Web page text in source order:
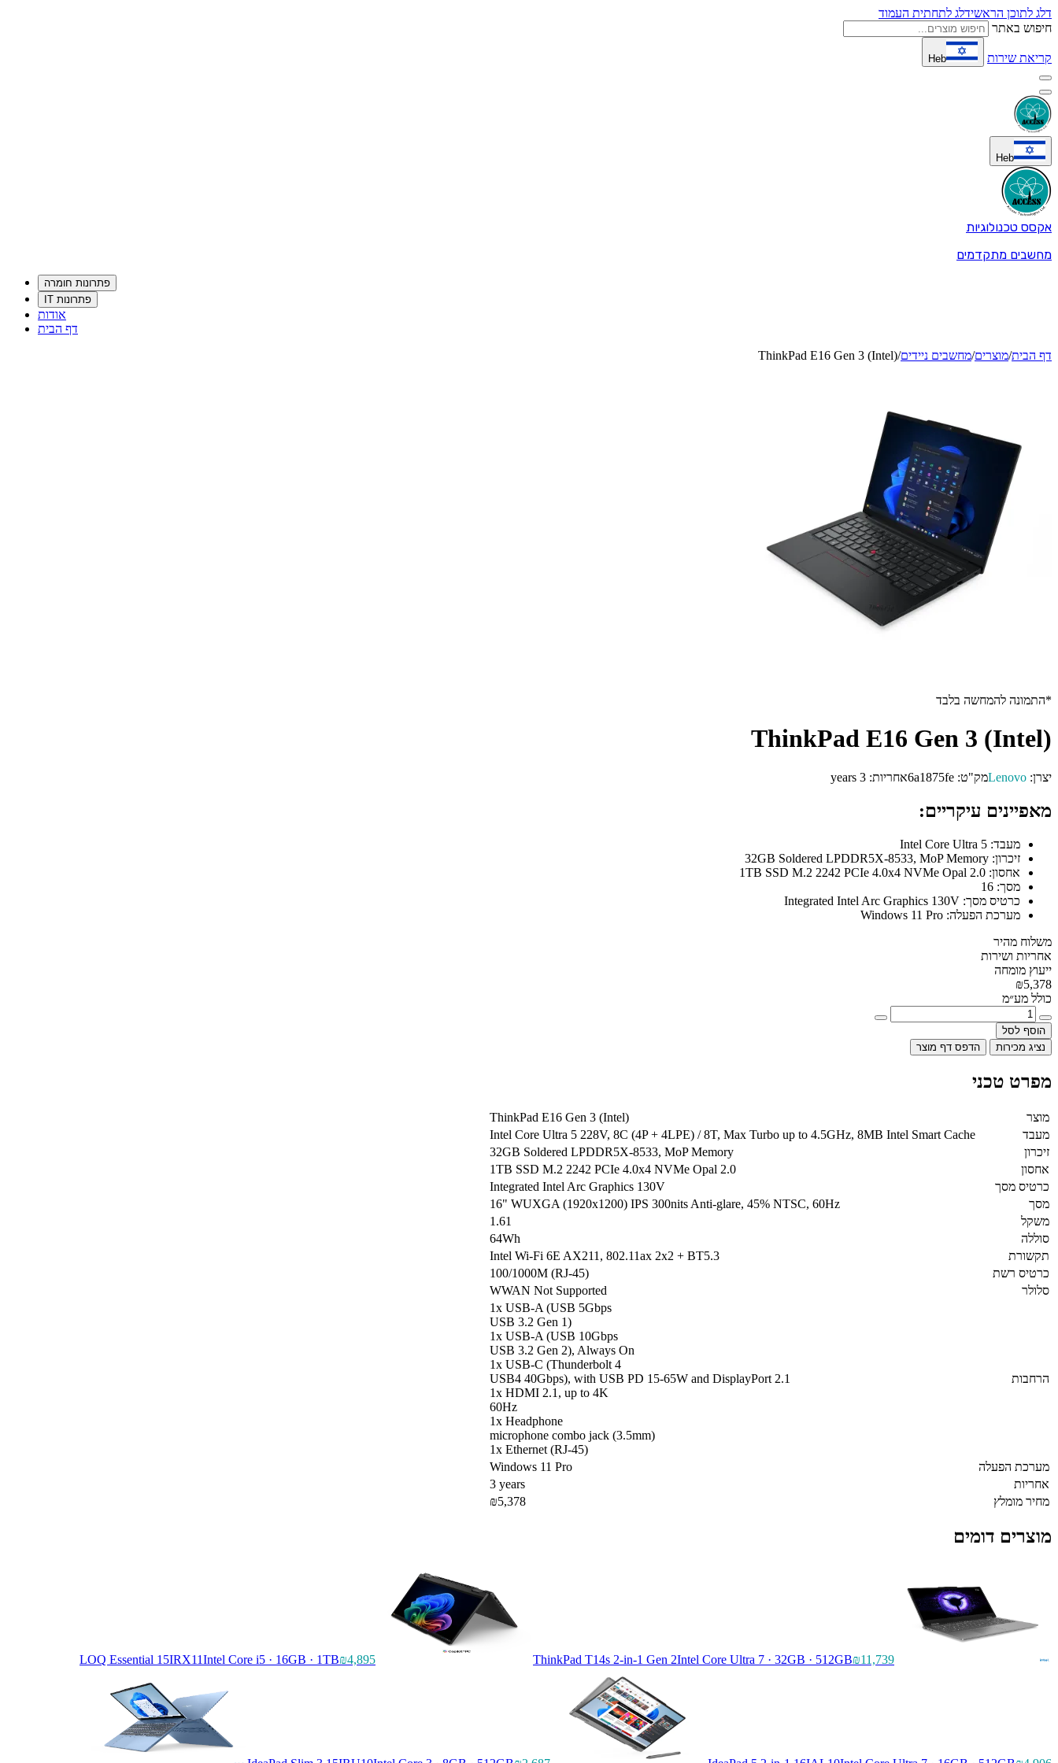
דלג לתוכן הראשידלג לתחתית העמוד
חיפוש באתר
קריאת שירות Heb
Heb
אקסס טכנולוגיות
מחשבים מתקדמים
פתרונות חומרה
פתרונות IT
אודות
דף הבית
דף הבית/מוצרים/מחשבים ניידים/
ThinkPad E16 Gen 3 (Intel)
*התמונה להמחשה בלבד
ThinkPad E16 Gen 3 (Intel)
יצרן: Lenovoמק"ט: 6a1875feאחריות: 3 years
מאפיינים עיקריים:
מעבד:
זיכרון:
אחסון:
מסך:
כרטיס מסך:
מערכת הפעלה:
משלוח מהיר
אחריות ושירות
ייעוץ מומחה
₪5,378
כולל מע״מ
הוסף לסל
נציג מכירות
הדפס דף מוצר
מפרט טכני
מוצר
ThinkPad E16 Gen 3 (Intel)
מעבד
Intel Core Ultra 5 228V, 8C (4P + 4LPE) / 8T, Max Turbo up to 4.5GHz, 8MB Intel Smart Cache
זיכרון
32GB Soldered LPDDR5X-8533, MoP Memory
אחסון
1TB SSD M.2 2242 PCIe 4.0x4 NVMe Opal 2.0
כרטיס מסך
Integrated Intel Arc Graphics 130V
מסך
16" WUXGA (1920x1200) IPS 300nits Anti-glare, 45% NTSC, 60Hz
משקל
1.61
סוללה
64Wh
תקשורת
Intel Wi-Fi 6E AX211, 802.11ax 2x2 + BT5.3
כרטיס רשת
100/1000M (RJ-45)
סלולר
WWAN Not Supported
הרחבות
1x USB-A (USB 5Gbps
USB 3.2 Gen 1)
1x USB-A (USB 10Gbps
USB 3.2 Gen 2), Always On
1x USB-C (Thunderbolt 4
USB4 40Gbps), with USB PD 15-65W and DisplayPort 2.1
1x HDMI 2.1, up to 4K
60Hz
1x Headphone
microphone combo jack (3.5mm)
1x Ethernet (RJ-45)
מערכת הפעלה
Windows 11 Pro
אחריות
3 years
מחיר מומלץ
₪5,378
מוצרים דומים
LOQ Essential 15IRX11Intel Core i5 · 16GB · 1TB₪4,895 ThinkPad T14s 2-in-1 Gen 2Intel Core Ultra 7 · 32GB · 512GB₪11,739